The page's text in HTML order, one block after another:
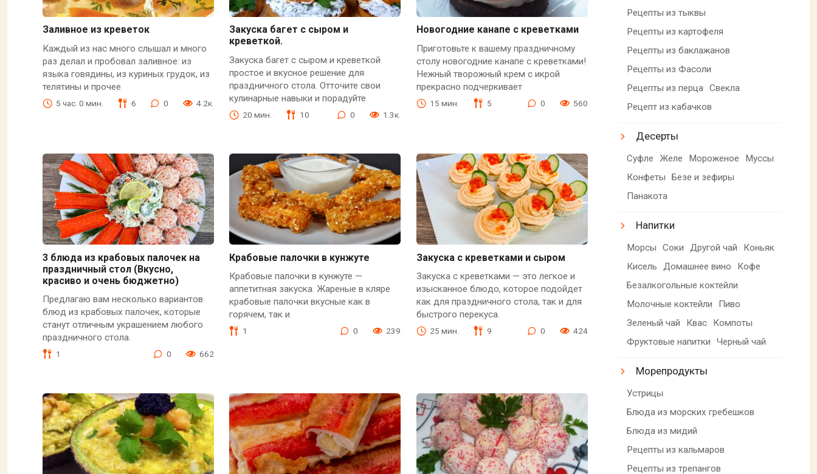
Заливное из креветок
Каждый из нас много слышал и много
раз делал и пробовал заливное: из
языка говядины, из куриных грудок, из
телятины и прочее
5 час. 0 мин. 6 0 4.2к.
Закуска багет с сыром и
креветкой.
Закуска багет с сыром и креветкой
простое и вкусное решение для
праздничного стола. Отточите свои
кулинарные навыки и порадуйте
20 мин. 10 0 1.3к.
Новогодние канапе с креветками
Приготовьте к вашему праздничному
столу новогодние канапе с креветками!
Нежный творожный крем с икрой
прекрасно подчеркивает
15 мин. 5 0 560
3 блюда из крабовых палочек на
праздничный стол (Вкусно,
красиво и очень бюджетно)
Предлагаю вам несколько вариантов
блюд из крабовых палочек, которые
станут отличным украшением любого
праздничного стола.
1 0 662
Крабовые палочки в кунжуте
Крабовые палочки в кунжуте —
аппетитная закуска. Жареные в кляре
крабовые палочки вкусные как в
горячем, так и
1 0 239
Закуска с креветками и сыром
Закуска с креветками — это легкое и
изысканное блюдо, которое подойдет
как для праздничного стола, так и для
быстрого перекуса.
25 мин. 9 0 424
Рецепты из тыквы
Рецепты из картофеля
Рецепты из баклажанов
Рецепты из Фасоли
Рецепты из перца Свекла
Рецепт из кабачков
Десерты
Суфле Желе Мороженое
Муссы
Конфеты
Безе и зефиры
Панакота
Напитки
Морсы Соки Другой чай
Коньяк
Кисель
Домашнее вино
Кофе
Безалкогольные коктейли
Молочные коктейли
Пиво
Зеленый чай
Квас
Компоты
Фруктовые напитки
Черный чай
Морепродукты
Устрицы
Блюда из морских гребешков
Блюда из мидий
Рецепты из кальмаров
Рецепты из трепангов